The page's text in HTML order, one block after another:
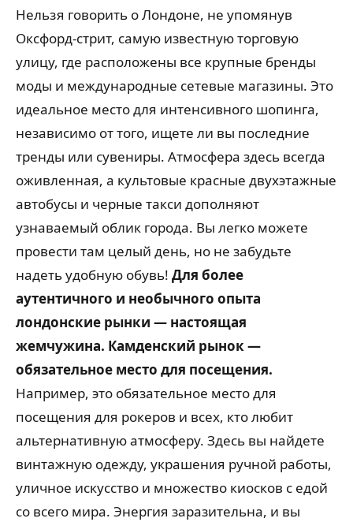
Нельзя говорить о Лондоне, не упомянув
Оксфорд-стрит, самую известную торговую
улицу, где расположены все крупные бренды
моды и международные сетевые магазины. Это
идеальное место для интенсивного шопинга,
независимо от того, ищете ли вы последние
тренды или сувениры. Атмосфера здесь всегда
оживленная, а культовые красные двухэтажные
автобусы и черные такси дополняют
узнаваемый облик города. Вы легко можете
провести там целый день, но не забудьте
надеть удобную обувь! Для более
аутентичного и необычного опыта
лондонские рынки — настоящая
жемчужина. Камденский рынок —
обязательное место для посещения.
Например, это обязательное место для
посещения для рокеров и всех, кто любит
альтернативную атмосферу. Здесь вы найдете
винтажную одежду, украшения ручной работы,
уличное искусство и множество киосков с едой
со всего мира. Энергия заразительна, и вы